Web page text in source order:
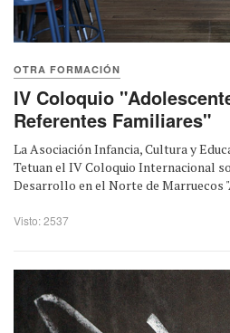
OTRA FORMACIÓN
IV Coloquio
Referentes Familiares"
La Asociación Infancia, Cultura y
Tetuan el IV Coloquio Internacional
Desarrollo en el Norte de Marruecos
Visto: 2537